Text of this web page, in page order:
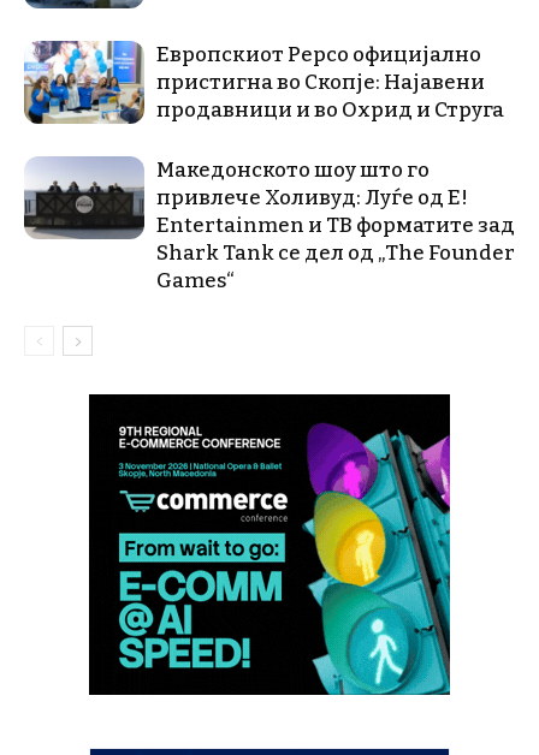
Европскиот Pepco официјално
пристигна во Скопје: Најавени
продавници и во Охрид и Струга
Македонското шоу што го
привлече Холивуд: Луѓе од E!
Entertainmen и ТВ форматите зад
Shark Tank се дел од „The Founder
Games“